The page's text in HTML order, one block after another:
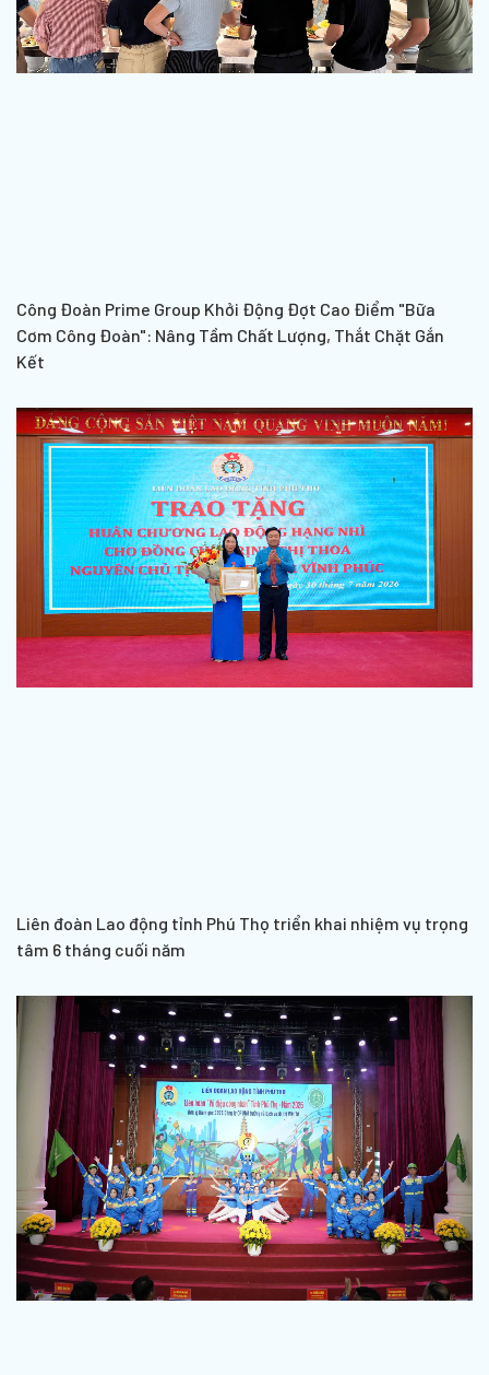
Công Đoàn Prime Group Khởi Động Đợt Cao Điểm "Bữa
Cơm Công Đoàn": Nâng Tầm Chất Lượng, Thắt Chặt Gắn
Kết
Liên đoàn Lao động tỉnh Phú Thọ triển khai nhiệm vụ trọng
tâm 6 tháng cuối năm